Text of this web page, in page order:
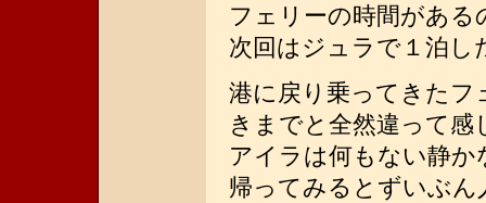
フェリーの時間があ
次回はジュラで１泊し
港に戻り乗ってきたフ
きまでと全然違って感
アイラは何もない静
帰ってみるとずいぶ